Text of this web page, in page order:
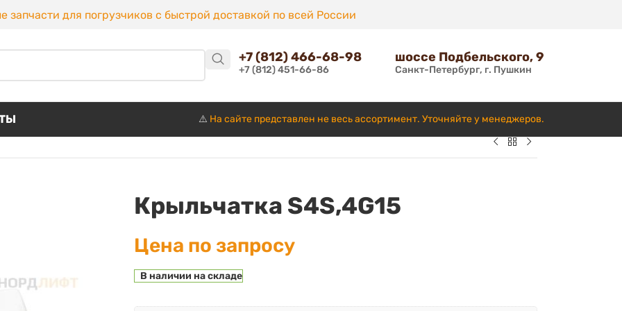
запчасти для погрузчиков с быстрой доставкой по всей России
+7 (812) 466-68-98
+7 (812) 451-66-86
шоссе Подбельского, 9
Санкт-Петербург, г. Пушкин
⚠️ На сайте представлен не весь ассортимент. Уточняйте у менеджеров.
Крыльчатка S4S,4G15
Цена по запросу
В наличии на складе